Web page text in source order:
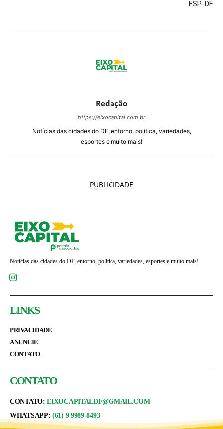
ESP-DF
Redação
https://eixocapital.com.br
Notícias das cidades do DF, entorno, politica, variedades,
esportes e muito mais!
PUBLICIDADE
Notícias das cidades do DF, entorno, politica, variedades, esportes e muito mais!
LINKS
PRIVACIDADE
ANUNCIE
CONTATO
CONTATO
CONTATO:EIXOCAPITALDF@GMAIL.COM
WHATSAPP: (61) 9 9989-8493